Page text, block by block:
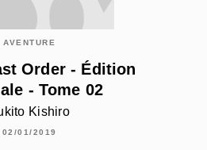
AVENTURE
Order - Édition
- Tome 02
Kishiro
02/01/2019